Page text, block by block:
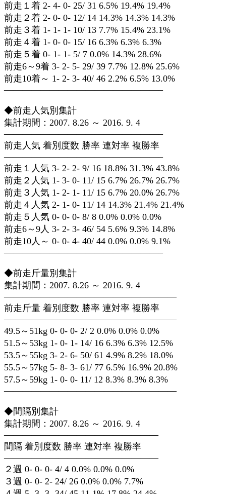
前走１着 2- 4- 0- 25/ 31 6.5% 19.4% 19.4%
前走２着 2- 0- 0- 12/ 14 14.3% 14.3% 14.3%
前走３着 1- 1- 1- 10/ 13 7.7% 15.4% 23.1%
前走４着 1- 0- 0- 15/ 16 6.3% 6.3% 6.3%
前走５着 0- 1- 1- 5/ 7 0.0% 14.3% 28.6%
前走6～9着 3- 2- 5- 29/ 39 7.7% 12.8% 25.6%
前走10着～ 1- 2- 3- 40/ 46 2.2% 6.5% 13.0%
—————————————————–
◆前走人気別集計
集計期間：2007. 8.26 ～ 2016. 9. 4
—————————————————–
前走人気 着別度数 勝率 連対率 複勝率
—————————————————–
前走１人気 3- 2- 2- 9/ 16 18.8% 31.3% 43.8%
前走２人気 1- 3- 0- 11/ 15 6.7% 26.7% 26.7%
前走３人気 1- 2- 1- 11/ 15 6.7% 20.0% 26.7%
前走４人気 2- 1- 0- 11/ 14 14.3% 21.4% 21.4%
前走５人気 0- 0- 0- 8/ 8 0.0% 0.0% 0.0%
前走6～9人 3- 2- 3- 46/ 54 5.6% 9.3% 14.8%
前走10人～ 0- 0- 4- 40/ 44 0.0% 0.0% 9.1%
—————————————————–
◆前走斤量別集計
集計期間：2007. 8.26 ～ 2016. 9. 4
———————————————————
前走斤量 着別度数 勝率 連対率 複勝率
———————————————————
49.5～51kg 0- 0- 0- 2/ 2 0.0% 0.0% 0.0%
51.5～53kg 1- 0- 1- 14/ 16 6.3% 6.3% 12.5%
53.5～55kg 3- 2- 6- 50/ 61 4.9% 8.2% 18.0%
55.5～57kg 5- 8- 3- 61/ 77 6.5% 16.9% 20.8%
57.5～59kg 1- 0- 0- 11/ 12 8.3% 8.3% 8.3%
———————————————————
◆間隔別集計
集計期間：2007. 8.26 ～ 2016. 9. 4
—————————————————
間隔 着別度数 勝率 連対率 複勝率
—————————————————
２週 0- 0- 0- 4/ 4 0.0% 0.0% 0.0%
３週 0- 0- 2- 24/ 26 0.0% 0.0% 7.7%